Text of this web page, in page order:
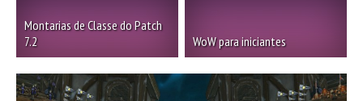
Montarias de Classe do Patch
7.2
WoW para iniciantes